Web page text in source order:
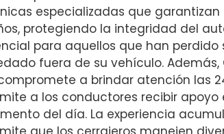
especializadas que garantizan
protegiendo la integridad del
para aquellos que han perdido
fuera de su vehículo. Además,
a brindar atención las
a los conductores recibir apoyo
del día. La experiencia